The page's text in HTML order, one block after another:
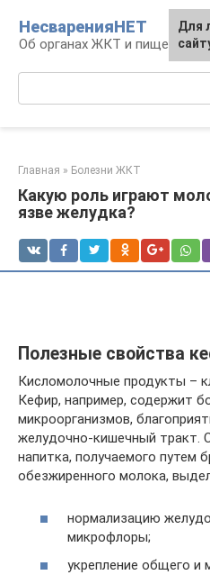
контенту
НесваренияНЕТ
Об органах ЖКТ и
Главная » Болезни ЖКТ
Какую роль играют
язве желудка?
Полезные свойства
Кисломолочные продукты –
Кефир, например, содержит
микроорганизмов,
желудочно-кишечный тракт.
напитка, получаемого путем
обезжиренного молока,
нормализацию
микрофлоры;
укрепление общего и
Для